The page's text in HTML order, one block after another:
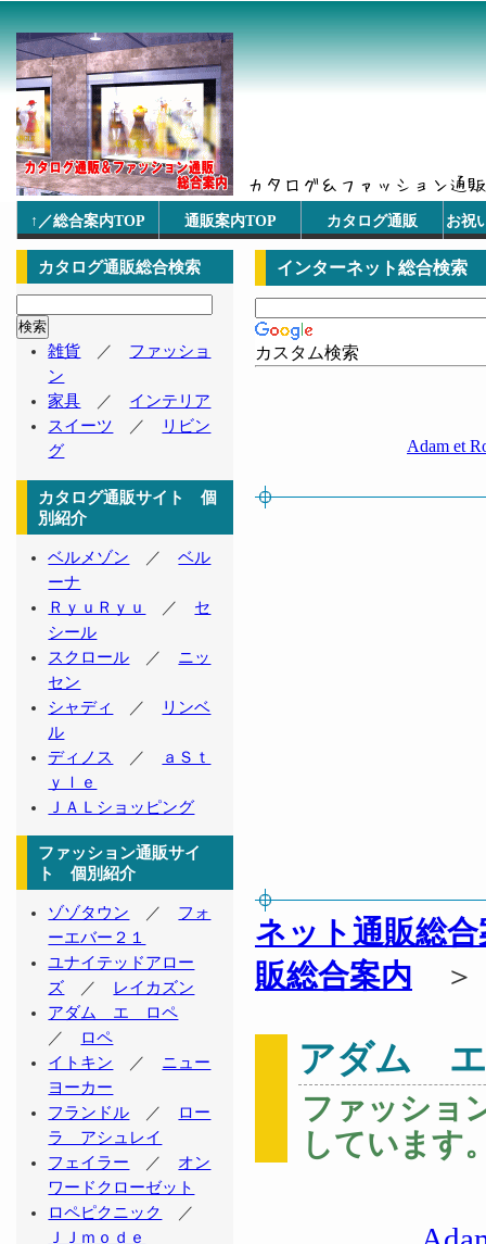
↑／総合案内TOP 通販案内TOP カタログ通販 お祝
インターネット総合検索
カスタム検索
Adam et
ネット通販総合
販総合案内
アダム
ファッショ
しています
カタログ通販総合検索
雑貨 ／ ファッショ
ン
家具 ／ インテリア
スイーツ ／
リビン
グ
カタログ通販サイト 個
別紹介
ベルメゾン ／ベル
ーナ
ＲｙｕＲｙｕ
／ セ
シール
スクロール ／ ニッ
セン
シャディ
／
リンベ
ル
ディノス
／
ａＳｔ
ｙｌｅ
ＪＡＬショッピング
ファッション通販サイ
ト 個別紹介
ゾゾタウン ／ フォ
ーエバー２１
ユナイテッドアロー
ズ ／ レイカズン
アダム エ ロペ
／ ロペ
イトキン ／ ニュー
ヨーカー
フランドル ／ ロー
ラ アシュレイ
フェイラー ／ オン
ワードクローゼット
ロペピクニック
／
ＪＪｍｏｄｅ